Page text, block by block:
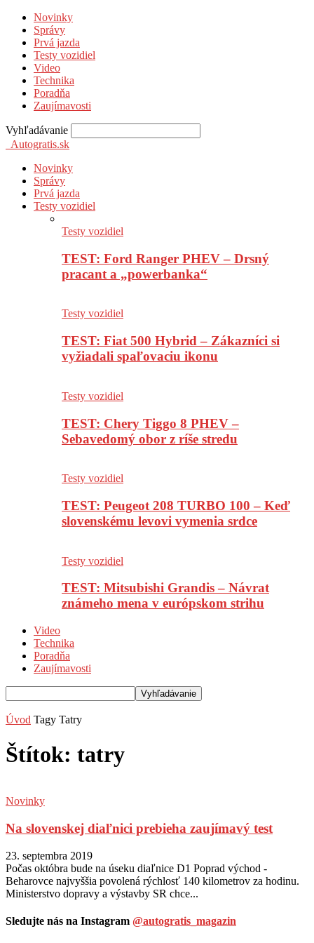
Novinky
Správy
Prvá jazda
Testy vozidiel
Video
Technika
Poradňa
Zaujímavosti
Vyhľadávanie
Autogratis.sk
Novinky
Správy
Prvá jazda
Testy vozidiel
Testy vozidiel
TEST: Ford Ranger PHEV – Drsný
pracant a „powerbanka“
Testy vozidiel
TEST: Fiat 500 Hybrid – Zákazníci si
vyžiadali spaľovaciu ikonu
Testy vozidiel
TEST: Chery Tiggo 8 PHEV –
Sebavedomý obor z ríše stredu
Testy vozidiel
TEST: Peugeot 208 TURBO 100 – Keď
slovenskému levovi vymenia srdce
Testy vozidiel
TEST: Mitsubishi Grandis – Návrat
známeho mena v európskom strihu
Video
Technika
Poradňa
Zaujímavosti
Úvod Tagy Tatry
Štítok: tatry
Novinky
Na slovenskej diaľnici prebieha zaujímavý test
23. septembra 2019
Počas októbra bude na úseku diaľnice D1 Poprad východ -
Beharovce najvyššia povolená rýchlosť 140 kilometrov za hodinu.
Ministerstvo dopravy a výstavby SR chce...
Sledujte nás na Instagram @autogratis_magazin